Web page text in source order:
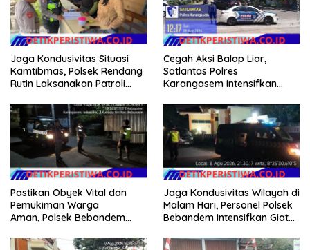
Jaga Kondusivitas Situasi
Kamtibmas, Polsek Rendang
Rutin Laksanakan Patroli
Cegah Aksi Balap Liar,
Satlantas Polres
Karangasem Intensifkan
Seraya
Pastikan Obyek Vital dan
Pemukiman Warga
Aman, Polsek Bebandem
pada Dini Hari
Jaga Kondusivitas Wilayah di
Malam Hari, Personel Polsek
Bebandem Intensifkan Giat